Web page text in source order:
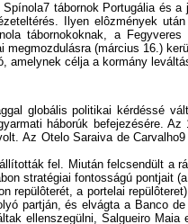
tábornok Portugália
Ilyen elôzmények
tábornokoknak, a
(március 16.)
célja a kormány
globális politikai kérdéssé
háborúk befejezésére.
Az Otelo Saraiva de
fel. Miután felcsendült a
stratégiai fontosságú pontjait
a portelai
partján, és elvágta a Banco
ellenszegülni, Salgueiro